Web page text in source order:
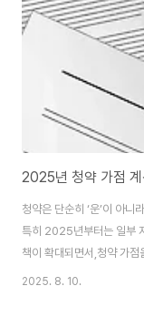
청약은 단순히 ‘운’이 아니
특히 2025년부터는 일부
책이 확대되면서,청약 가
다.이 글에서는 청약 가점
준비해 두면10년 뒤 내 집
2025. 8. 10.